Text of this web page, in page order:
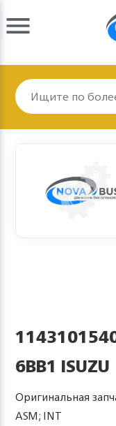
6BB1 ISUZU
Оригинальная
ASM; INT